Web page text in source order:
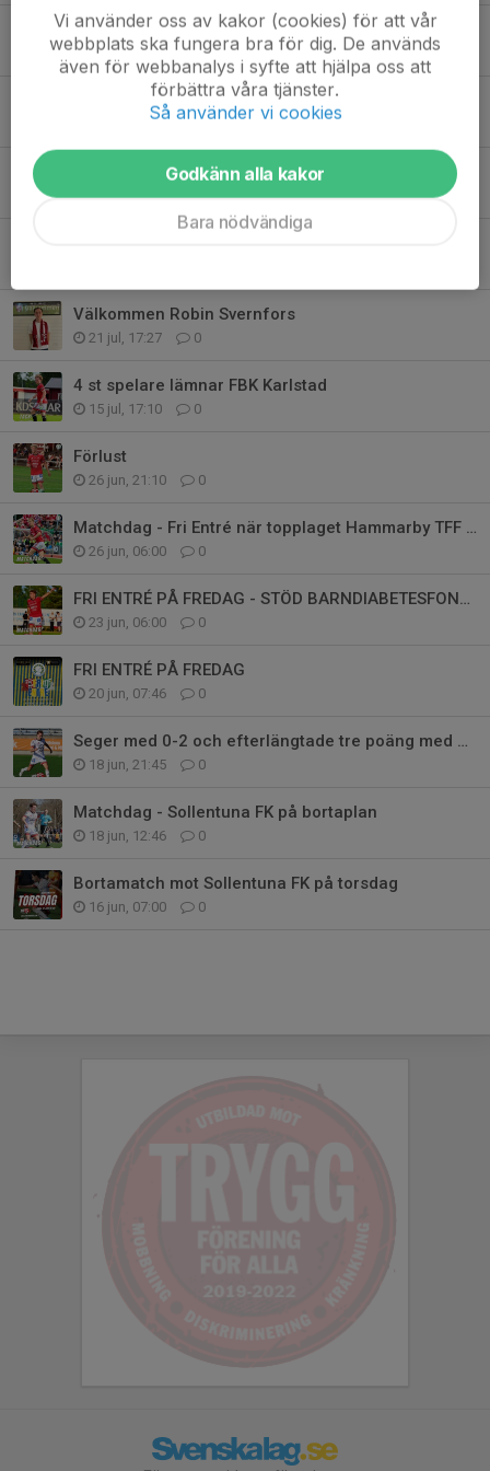
Förlust med 0-2
1 aug, 23:14 0
Matchdag - Assyriska FF på hemmaplan
1 aug, 08:37 0
FBK Karlstad värvar in tre stycken nyförvärv
31 jul, 07:00 0
Välkommen Robin Svernfors
21 jul, 17:27 0
4 st spelare lämnar FBK Karlstad
15 jul, 17:10 0
Förlust
26 jun, 21:10 0
Matchdag - Fri Entré när topplaget Hammarby TFF gästar
26 jun, 06:00 0
FRI ENTRÉ PÅ FREDAG - STÖD BARNDIABETESFONDEN
23 jun, 06:00 0
FRI ENTRÉ PÅ FREDAG
20 jun, 07:46 0
Seger med 0-2 och efterlängtade tre poäng med hem till Karlstad
18 jun, 21:45 0
Matchdag - Sollentuna FK på bortaplan
18 jun, 12:46 0
Bortamatch mot Sollentuna FK på torsdag
16 jun, 07:00 0
Vi använder oss av kakor (cookies) för att vår
webbplats ska fungera bra för dig. De används
även för webbanalys i syfte att hjälpa oss att
förbättra våra tjänster.
Så använder vi cookies
Godkänn alla kakor
Bara nödvändiga